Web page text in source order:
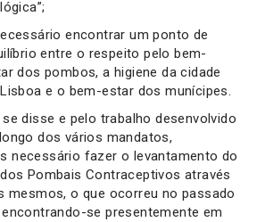
encontrar um ponto de
entre o respeito pelo bem-
dos pombos, a higiene da cidade
e o bem-estar dos munícipes.
disse e pelo trabalho desenvolvido
dos vários mandatos,
necessário fazer o levantamento do
Pombais Contraceptivos através
mesmos, o que ocorreu no passado
se presentemente em